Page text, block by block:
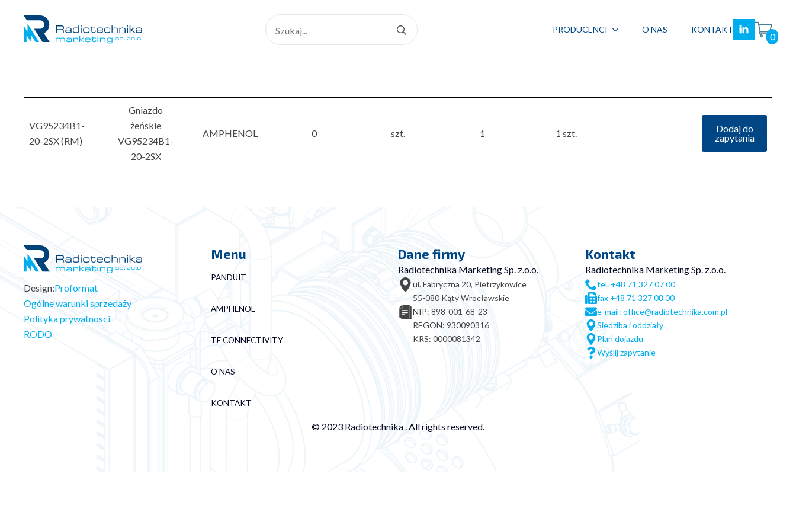
for:
PRODUCENCI O NAS KONTAKT
0
VG95234B1-
20-2SX (RM)
Gniazdo
żeńskie
VG95234B1-
20-2SX
AMPHENOL 0 szt. 1 1 szt.
Dodaj do
zapytania
Design:Proformat
Ogólne warunki sprzedaży
Polityka prywatnosci
RODO
Menu
PANDUIT
AMPHENOL
TE CONNECTIVITY
O NAS
KONTAKT
Dane firmy
Radiotechnika Marketing Sp. z.o.o.
ul. Fabryczna 20, Pietrzykowice
55-080 Kąty Wrocławskie
NIP: 898-001-68-23
REGON: 930090316
KRS: 0000081342
Kontakt
Radiotechnika Marketing Sp. z.o.o.
tel. +48 71 327 07 00
fax +48 71 327 08 00
e-mail: office@radiotechnika.com.pl
Siedziba i oddziały
Plan dojazdu
Wyślij zapytanie
© 2023 Radiotechnika . All rights reserved.